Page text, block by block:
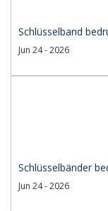
Schlüsselband
Jun 24 - 2026
Schlüsselbänder
Jun 24 - 2026